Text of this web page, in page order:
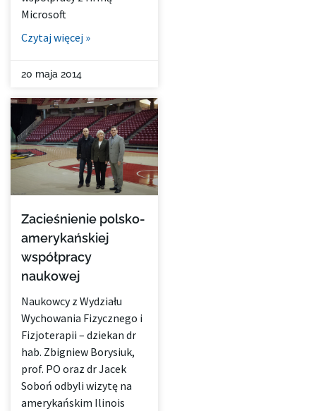
Microsoft
Czytaj więcej »
20 maja 2014
Zacieśnienie polsko-
amerykańskiej
współpracy
naukowej
Naukowcy z Wydziału
Wychowania Fizycznego i
Fizjoterapii – dziekan dr
hab. Zbigniew Borysiuk,
prof. PO oraz dr Jacek
Soboń odbyli wizytę na
amerykańskim Ilinois